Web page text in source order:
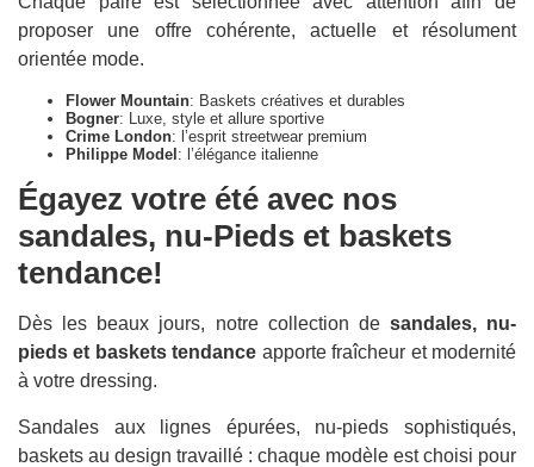
proposer une offre cohérente, actuelle et résolument
orientée mode.
Flower Mountain: Baskets créatives et durables
Bogner: Luxe, style et allure sportive
Crime London: l’esprit streetwear premium
Philippe Model: l’élégance italienne
Égayez votre été avec nos
sandales, nu-Pieds et baskets
tendance!
Dès les beaux jours, notre collection de sandales, nu-
pieds et baskets tendance apporte fraîcheur et modernité
à votre dressing.
Sandales aux lignes épurées, nu-pieds sophistiqués,
baskets au design travaillé : chaque modèle est choisi pour